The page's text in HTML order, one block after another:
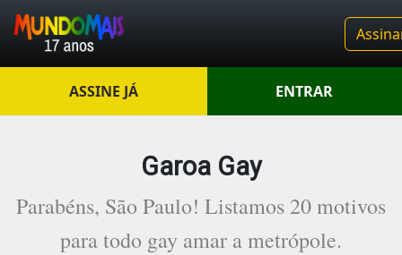
ASSINE JÁ ENTRAR
Garoa Gay
Parabéns, São Paulo! Listamos 20 motivos
para todo gay amar a metrópole.